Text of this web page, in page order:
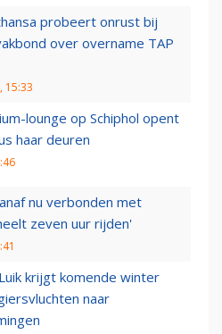
probeert onrust bij
over overname TAP
15:33
lounge op Schiphol opent
haar deuren
nu verbonden met
zeven uur rijden'
krijgt komende winter
naar